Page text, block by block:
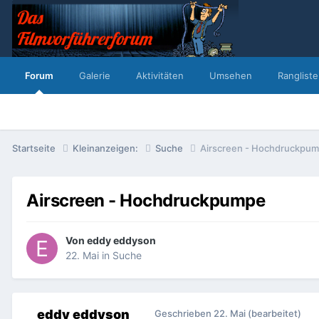
Forum Galerie Aktivitäten Umsehen Rangliste
Startseite Kleinanzeigen: Suche Airscreen -
Airscreen - Hochdruckpumpe
Von eddy eddyson
22. Mai in Suche
eddy eddyson Geschrieben 22. Mai (bearbeitet)